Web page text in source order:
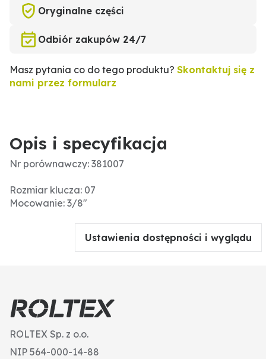
Oryginalne części
Odbiór zakupów 24/7
Masz pytania co do tego produktu? Skontaktuj się z
nami przez formularz
Opis i specyfikacja
Nr porównawczy: 381007
Rozmiar klucza: 07
Mocowanie: 3/8"
Ustawienia dostępności i wyglądu
ROLTEX Sp. z o.o.
NIP 564-000-14-88